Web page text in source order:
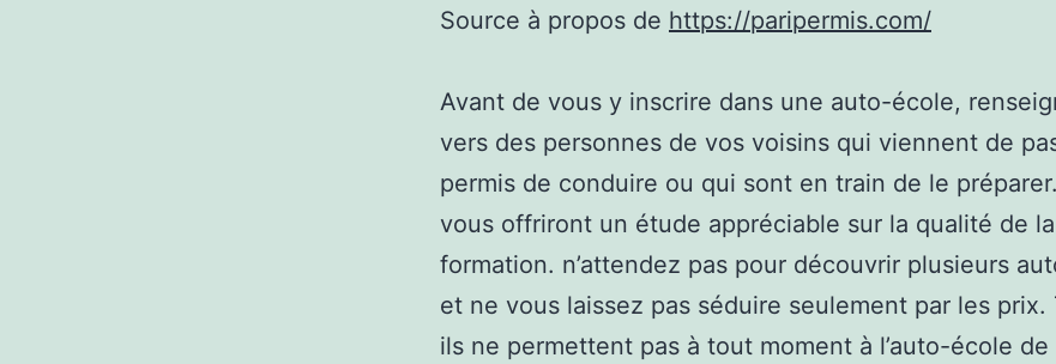
Source à propos de https://paripermis.com/
Avant de vous y inscrire dans une auto-école,
vers des personnes de vos voisins qui viennent de
permis de conduire ou qui sont en train de le
vous offriront un étude appréciable sur la qualité de la
formation. n’attendez pas pour découvrir plusieurs
et ne vous laissez pas séduire seulement par les prix.
ils ne permettent pas à tout moment à l’auto-école